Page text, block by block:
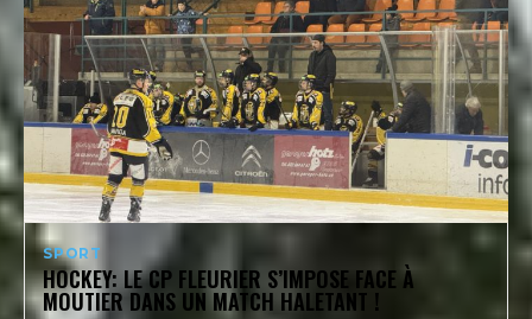
SPORT
HOCKEY: LE CP FLEURIER S’IMPOSE FACE À
MOUTIER DANS UN MATCH HALETANT !